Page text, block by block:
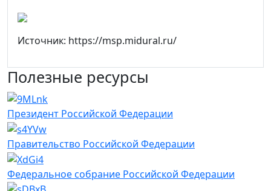
Источник: https://msp.midural.ru/
Полезные ресурсы
Президент Российской Федерации
Правительство Российской Федерации
Федеральное собрание Российской Федерации